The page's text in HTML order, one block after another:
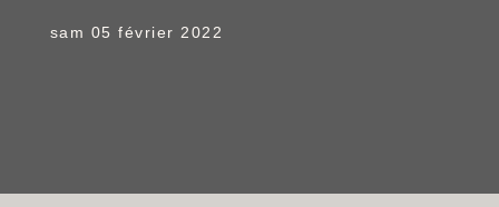
sam 05 février 2022